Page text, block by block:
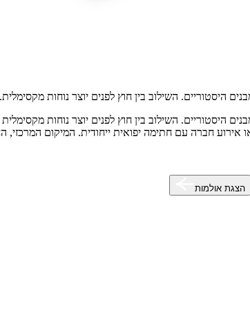
היסטוריים. השילוב בין חוץ לפנים יוצר נוחות
היסטוריים. השילוב בין חוץ לפנים יוצר נוחות
חברה עם חתימה יפואית ייחודית. המיקום המרכזי,
הצגת אולמות